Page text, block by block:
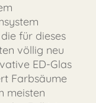
für dieses
völlig neu
ED-Glas
Farbsäume
meisten